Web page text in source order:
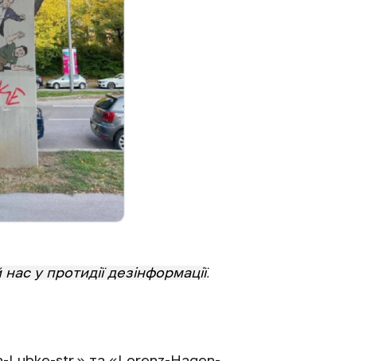
у протидії дезінформації.